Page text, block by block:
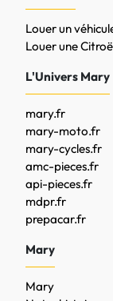
Louer un
Louer une
L'Univers Mary
mary.fr
mary-moto.fr
mary-cycles.fr
amc-pieces.fr
api-pieces.fr
mdpr.fr
prepacar.fr
Mary
Mary